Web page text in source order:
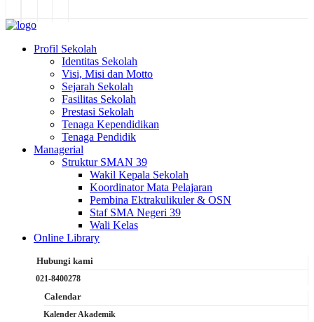
Profil Sekolah
Identitas Sekolah
Visi, Misi dan Motto
Sejarah Sekolah
Fasilitas Sekolah
Prestasi Sekolah
Tenaga Kependidikan
Tenaga Pendidik
Managerial
Struktur SMAN 39
Wakil Kepala Sekolah
Koordinator Mata Pelajaran
Pembina Ektrakulikuler & OSN
Staf SMA Negeri 39
Wali Kelas
Online Library
Hubungi kami
021-8400278
Calendar
Kalender Akademik